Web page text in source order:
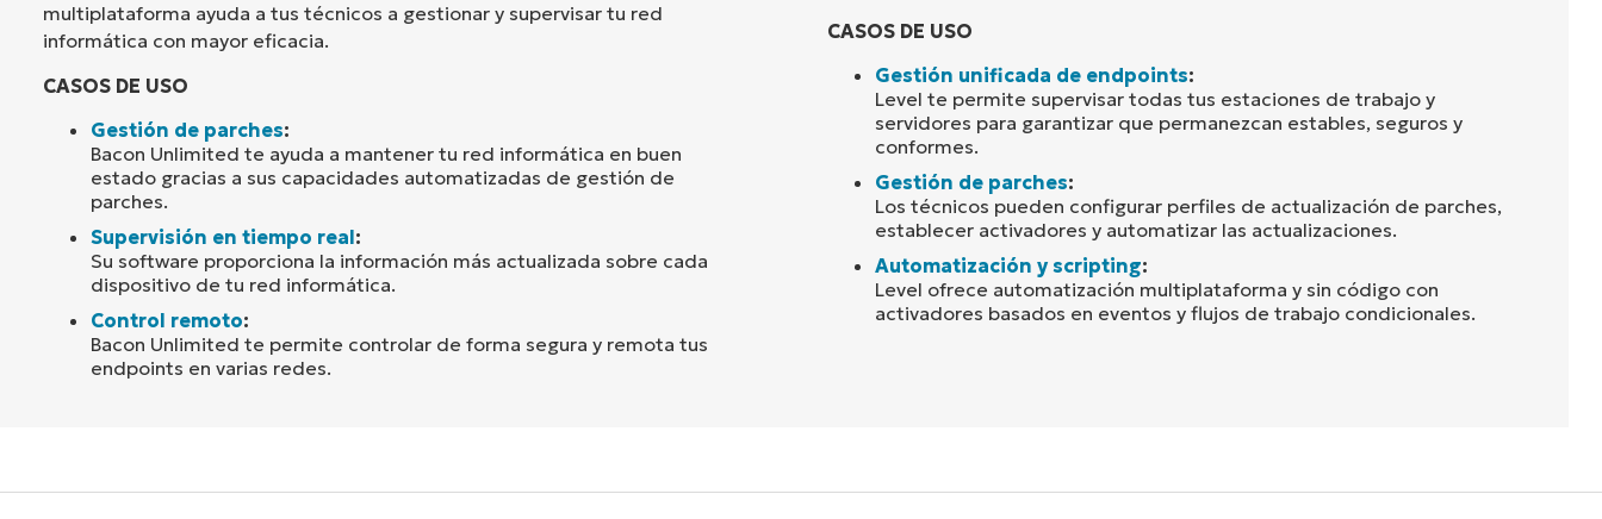
multiplataforma ayuda a tus técnicos a gestionar y supervisar tu red
informática con mayor eficacia.
CASOS DE USO
Gestión de parches:
Bacon Unlimited te ayuda a mantener tu red informática en buen
estado gracias a sus capacidades automatizadas de gestión de
parches.
Supervisión en tiempo real:
Su software proporciona la información más actualizada sobre cada
dispositivo de tu red informática.
Control remoto:
Bacon Unlimited te permite controlar de forma segura y remota tus
endpoints en varias redes.
CASOS DE USO
Gestión unificada de endpoints:
Level te permite supervisar todas tus estaciones de trabajo y
servidores para garantizar que permanezcan estables, seguros y
conformes.
Gestión de parches:
Los técnicos pueden configurar perfiles de actualización de parches,
establecer activadores y automatizar las actualizaciones.
Automatización y scripting:
Level ofrece automatización multiplataforma y sin código con
activadores basados en eventos y flujos de trabajo condicionales.